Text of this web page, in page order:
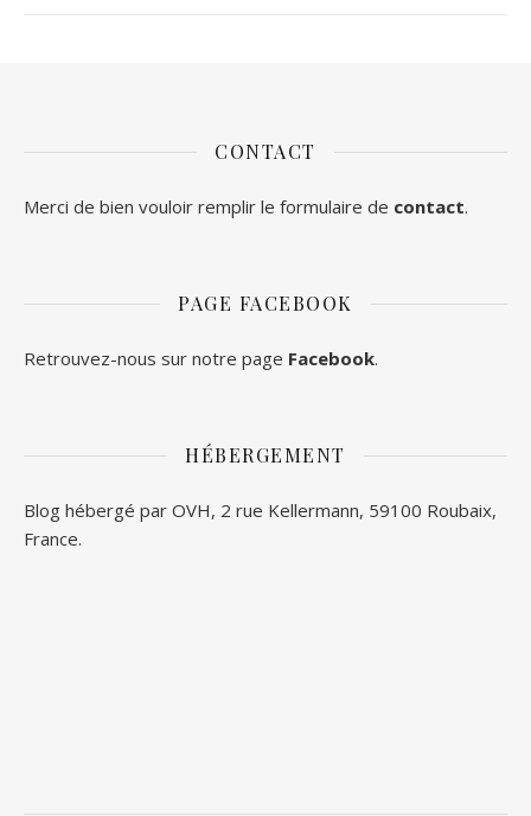
CONTACT
Merci de bien vouloir remplir le formulaire de contact.
PAGE FACEBOOK
Retrouvez-nous sur notre page Facebook.
HÉBERGEMENT
Blog hébergé par OVH, 2 rue Kellermann, 59100 Roubaix,
France.